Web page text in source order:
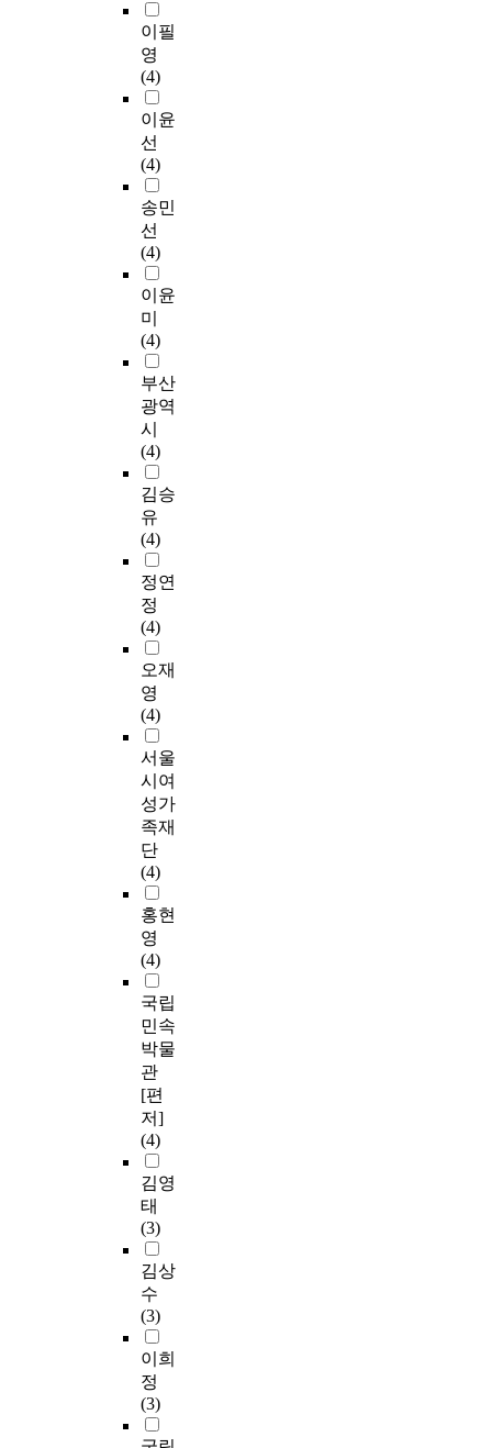
이필
영
(4)
이윤
선
(4)
송민
선
(4)
이윤
미
(4)
부산
광역
시
(4)
김승
유
(4)
정연
정
(4)
오재
영
(4)
서울
시여
성가
족재
단
(4)
홍현
영
(4)
국립
민속
박물
관
[편
저]
(4)
김영
태
(3)
김상
수
(3)
이희
정
(3)